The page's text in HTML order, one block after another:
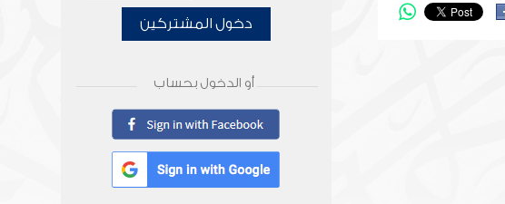
دخول المشتركين
أو الدخول بحساب